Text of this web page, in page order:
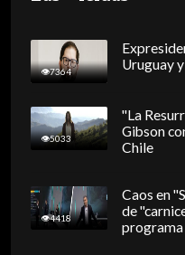
7364
Uruguay
5033
"La
Gibson
Chile
4418
Caos en
de
programa